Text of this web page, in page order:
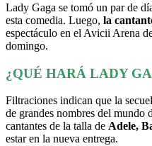
Lady Gaga se tomó un par de
esta comedia. Luego, la
espectáculo en el Avicii Arena
domingo.
¿QUÉ HARÁ LADY
Filtraciones indican que la
de grandes nombres del mundo
cantantes de la talla de Adele,
estar en la nueva entrega.